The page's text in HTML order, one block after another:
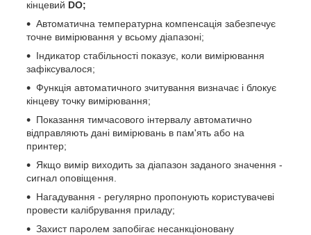
кінцевий DO;
Автоматична температурна компенсація забезпечує
точне вимірювання у всьому діапазоні;
Індикатор стабільності показує, коли вимірювання
зафіксувалося;
Функція автоматичного зчитування визначає і блокує
кінцеву точку вимірювання;
Показання тимчасового інтервалу автоматично
відправляють дані вимірювань в пам'ять або на
принтер;
Якщо вимір виходить за діапазон заданого значення -
сигнал оповіщення.
Нагадування - регулярно пропонують користувачеві
провести калібрування приладу;
Захист паролем запобігає несанкціоновану